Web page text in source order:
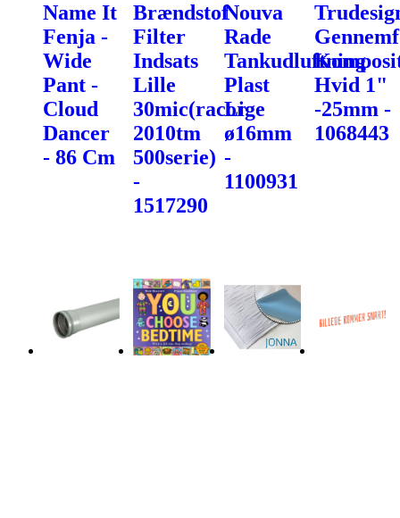
Name It
Fenja -
Wide
Pant -
Cloud
Dancer
- 86 Cm
Brændstof
Filter
Indsats
Lille
30mic(racor
2010tm
500serie)
-
1517290
Nouva
Rade
Tankudluftning
Plast
Lige
ø16mm
-
1100931
Hvid 1"
-25mm -
1068443